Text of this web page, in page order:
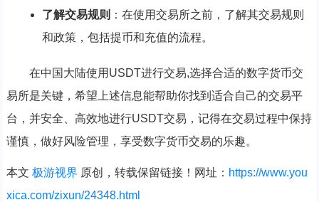
了解交易规则 ：在使用交易所之前，了解其交易规则
和政策，包括提币和充值的流程。
在中国大陆使用USDT进行交易,选择合适的数字货币交
易所是关键，希望上述信息能帮助你找到适合自己的交易平
台，并安全、高效地进行USDT交易，记得在交易过程中保持
谨慎，做好风险管理，享受数字货币交易的乐趣。
本文 极游视界 原创，转载保留链接！网址： https://www.you
xica.com/zixun/24348.html